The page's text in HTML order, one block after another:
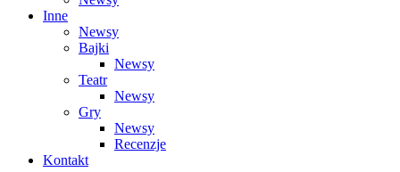
Inne
Newsy
Bajki
Newsy
Teatr
Newsy
Gry
Newsy
Recenzje
Kontakt